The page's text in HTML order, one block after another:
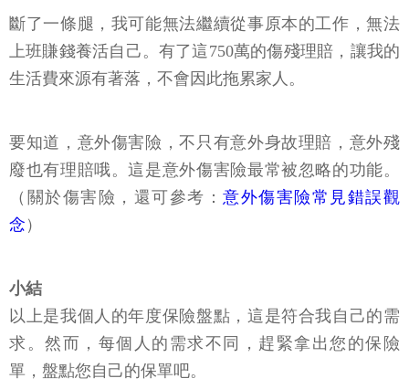
斷了一條腿，我可能無法繼續從事原本的工作，無法
上班賺錢養活自己。有了這750萬的傷殘理賠，讓我的
生活費來源有著落，不會因此拖累家人。
要知道，意外傷害險，不只有意外身故理賠，意外殘
廢也有理賠哦。這是意外傷害險最常被忽略的功能。
（關於傷害險，還可參考：意外傷害險常見錯誤觀
念 ）
小結
以上是我個人的年度保險盤點，這是符合我自己的需
求。然而，每個人的需求不同，趕緊拿出您的保險
單，盤點您自己的保單吧。